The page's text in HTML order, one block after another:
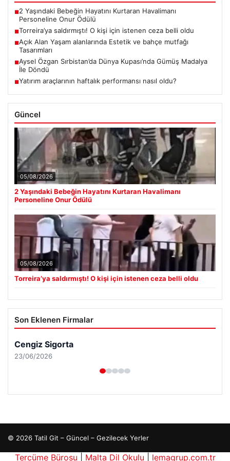
■2 Yaşındaki Bebeğin Hayatını Kurtaran Havalimanı
Personeline Onur Ödülü
■Torreira’ya saldırmıştı! O kişi için istenen ceza belli oldu
■Açık Alan Yaşam alanlarında Estetik ve bahçe mutfağı
Tasarımları
■Aysel Özgan Sırbistan’da Dünya Kupası’nda Gümüş Madalya
İle Döndü
■Yatırım araçlarının haftalık performansı nasıl oldu?
Güncel
05/08/2026
2 Yaşındaki Bebeğin Hayatını Kurtaran Havalimanı
Personeline Onur Ödülü
05/08/2026
Torreira’ya saldırmıştı! O kişi için istenen ceza belli oldu
Son Eklenen Firmalar
Cengiz Sigorta
23/06/2026
© 2026 Tatil Git – Güncel – Gezilecek Yerler
Tercüme Bürosu Malta Dil Okulu
lemagrup.com.tr